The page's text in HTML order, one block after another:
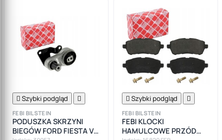
 Szybki podgląd 
FEBI BILSTEIN
PODUSZKA SKRZYNI
BIEGÓW FORD FIESTA V
 Szybki podgląd 
FEBI BILSTEIN
FEBI KLOCKI
HAMULCOWE PRZÓD